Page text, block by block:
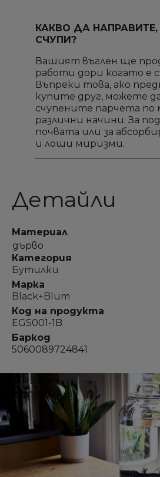
КАКВО ДА НАПРАВИТЕ,
СЧУПИ?
Вашият въглен ще
работи дори когато е
Въпреки това, ако
купите друг, можете
счупените парчета по
различни начини. За
почвата или за
и лоши миризми.
Детайли
Материал
дърво
Категория
Бутилки
Марка
Black+Blum
Код на продукта
EGS001-1B
Баркод
5060089724841